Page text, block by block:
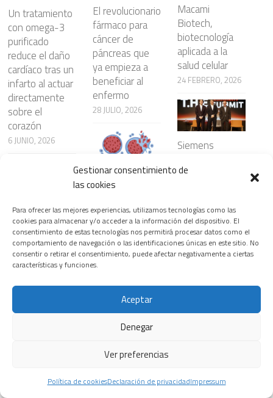
Gestionar consentimiento de
las cookies
Para ofrecer las mejores experiencias, utilizamos tecnologías como las
cookies para almacenar y/o acceder a la información del dispositivo. El
consentimiento de estas tecnologías nos permitirá procesar datos como el
comportamiento de navegación o las identificaciones únicas en este sitio. No
consentir o retirar el consentimiento, puede afectar negativamente a ciertas
características y funciones.
Aceptar
Denegar
Ver preferencias
Política de cookiesDeclaración de privacidadImpressum
Un tratamiento
con omega-3
purificado
reduce el daño
cardíaco tras un
infarto al actuar
directamente
sobre el
corazón
6 JUNIO, 2026
Riesgos
cardiovasculare
s ocultos en
ciertos
patrones del
3 JUNIO, 2026
del corazón,
El revolucionario
fármaco para
cáncer de
páncreas que
ya empieza a
beneficiar al
enfermo
28 JULIO, 2026
¿Nanopartículas
para atacar el
cáncer con
mayor
precisión?
23 JULIO, 2026
La prevención,
el diagnóstico y
terapéuticos,
detección
Macami
Biotech,
biotecnología
aplicada a la
salud celular
24 FEBRERO, 2026
Siemens
inaugura la
Healthineers
Summit, su
nuevo
encuentro
transformar el
sanitario